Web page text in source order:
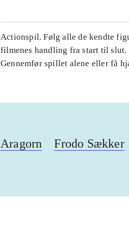
Actionspil. Følg alle de kendte
filmenes handling fra start til
Gennemfør spillet alene eller få
Aragorn Frodo Sækker